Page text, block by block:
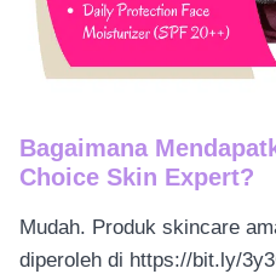
Bagaimana
Choice Skin Expert?
Mudah. Produk skincare
diperoleh di https://bit.ly/